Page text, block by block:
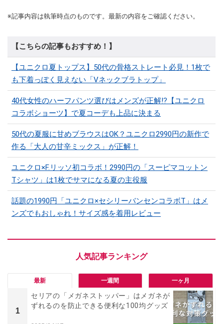
※記事内容は執筆時点のものです。最新の内容をご確認ください。
【こちらの記事もおすすめ！】
【ユニクロ夏トップス】50代の骨格ストレート必見！1枚で
も下着っぽく見えない「Vネックブラトップ」
40代女性のハーフパンツ選びはメンズが正解!?【ユニクロ
コラボショーツ】で夏コーデも上品に決まる
50代の夏服に甘めブラウスはOK？ユニクロ2990円の新作で
作る「大人の甘辛ミックス」が正解！
ユニクロ×F.リッソ初コラボ！2990円の「スーピマコットン
Tシャツ」は1枚でサマになる夏の主役服
話題の1990円「ユニクロ×セシリーバンセンコラボT」はメ
ンズでもおしゃれ！サイズ感を着用レビュー
最新 一週間 一ヶ月
1
セリアの「メガネストッパー」はメガネが
ずれるのを防止できる便利な100均グッズ